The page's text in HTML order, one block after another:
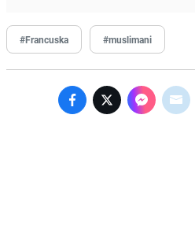
#Francuska #muslimani